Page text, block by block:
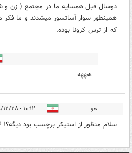
دوسال قبل همسایه ما در مجتمع ( زن
همینطور سوار آسانسور میشدند و ما فکر
که از ترس کرونا بوده.
هههه
هو ۱۰:۱۲ - ۱۳۹۸/۱۲/۲۸
سلام منظور از استیکر برچسب بود